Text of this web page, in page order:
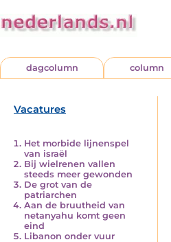
dagcolumn column
Vacatures
Het morbide lijnenspel
van israël
Bij wielrenen vallen
steeds meer gewonden
De grot van de
patriarchen
Aan de bruutheid van
netanyahu komt geen
eind
Libanon onder vuur